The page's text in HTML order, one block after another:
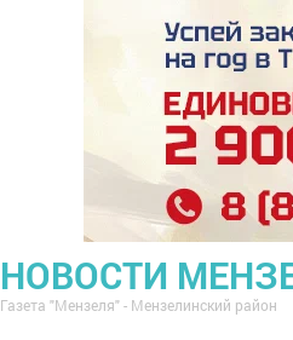
НОВОСТИ
Газета "Мензеля" - Мензелинский район